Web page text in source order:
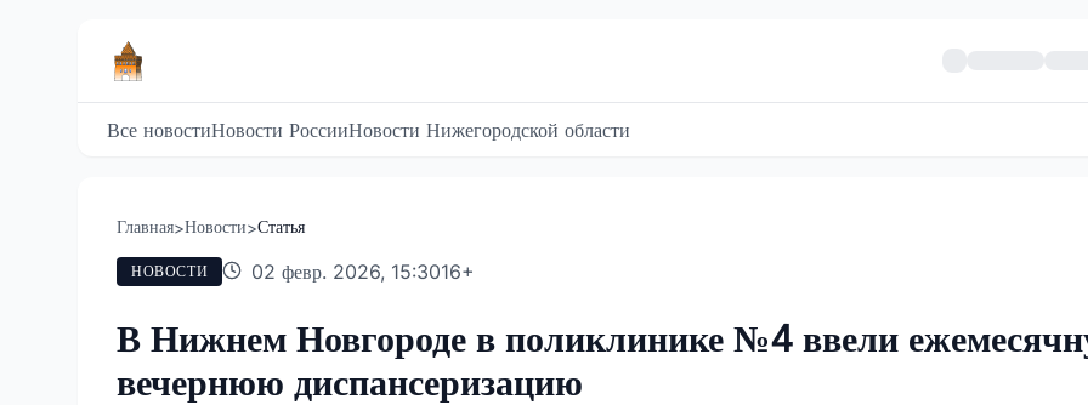
Все новостиНовости РоссииНовости Нижегородской области
Главная>Новости>Статья
НОВОСТИ 02 февр. 2026, 15:3016+
В Нижнем Новгороде в поликлинике №4 ввели
вечернюю диспансеризацию